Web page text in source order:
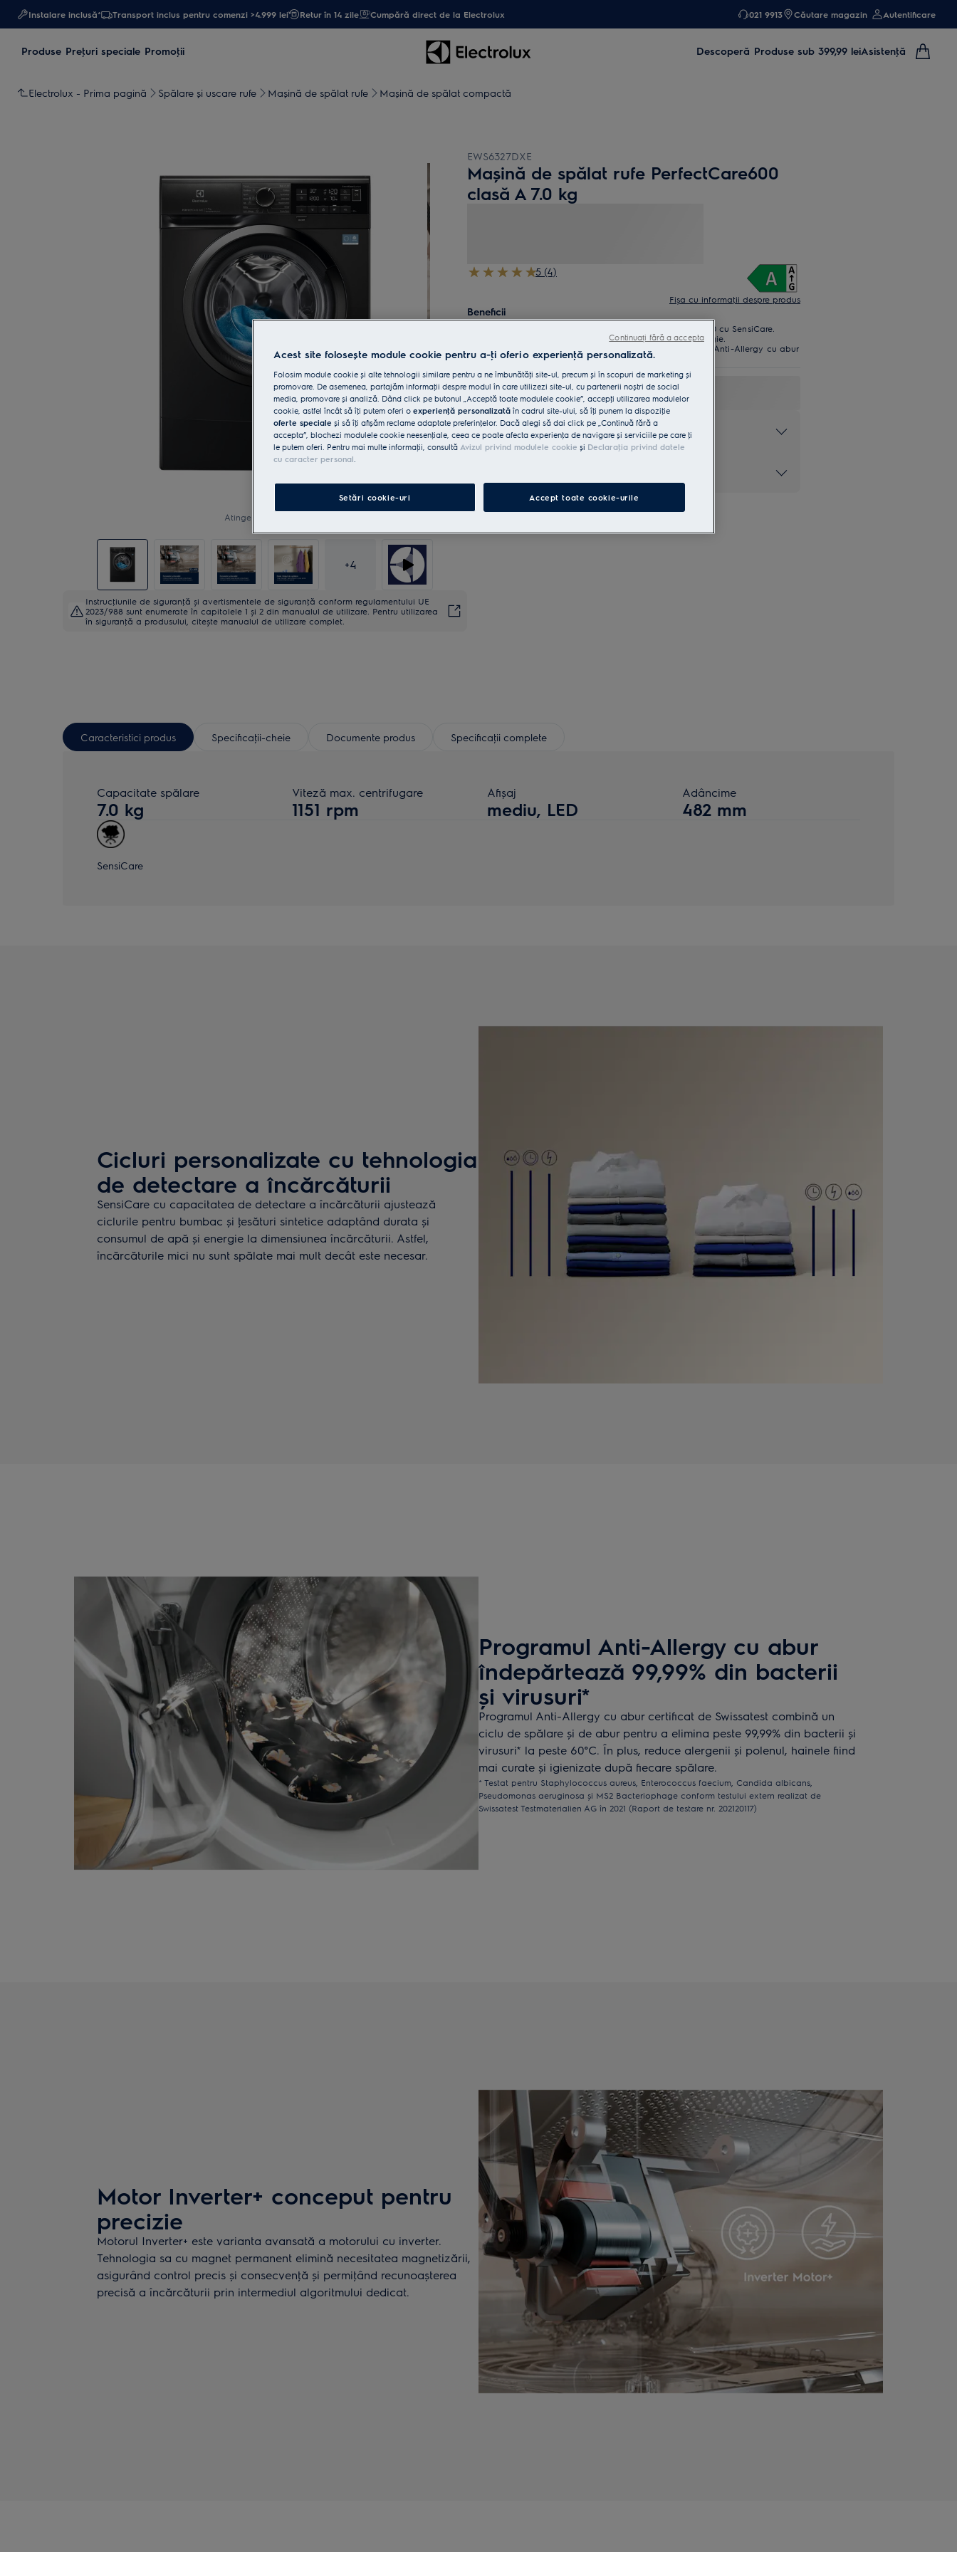
Instalare inclusă* Transport inclus pentru comenzi >4.999 lei Retur în 14 zile Cumpără direct de la Electrolux 021 9913 Căutare magazin Autentificare
Produse Preţuri speciale Promoţii Descoperă Produse sub 399,99 leiAsistenţă
Electrolux - Prima pagină Spălare și uscare rufe Maşină de spălat rufe Mașină de spălat compactă
Atinge pentru zoom
+4
Instrucţiunile de siguranţă și avertismentele de siguranţă conform regulamentului UE
2023/988 sunt enumerate în capitolele 1 și 2 din manualul de utilizare. Pentru utilizarea
în siguranţă a produsului, citește manualul de utilizare complet.
EWS6327DXE
Mașină de spălat rufe PerfectCare600
clasă A 7.0 kg
5 (4)
Fișa cu informaţii despre produs
Beneficii
Economisește spaţiu fără compromisuri cu PerfectCare 600 cu SensiCare.
SensiCare optimizează durata și consumul de apă și energie.
Îndepărtează 99,99% din bacterii și virusuri* cu programul Anti-Allergy cu abur
5 ani garanţie, confort asigurat
Caracteristici produs Specificaţii-cheie Documente produs Specificaţii complete
Capacitate spălare
7.0 kg
Viteză max. centrifugare
1151 rpm
Afișaj
mediu, LED
Adâncime
482 mm
SensiCare
Cicluri personalizate cu tehnologia
de detectare a încărcăturii
SensiCare cu capacitatea de detectare a încărcăturii ajustează
ciclurile pentru bumbac și ţesături sintetice adaptând durata și
consumul de apă și energie la dimensiunea încărcăturii. Astfel,
încărcăturile mici nu sunt spălate mai mult decât este necesar.
Programul Anti-Allergy cu abur
îndepărtează 99,99% din bacterii
și virusuri*
Programul Anti-Allergy cu abur certificat de Swissatest combină un
ciclu de spălare și de abur pentru a elimina peste 99,99% din bacterii și
virusuri* la peste 60°C. În plus, reduce alergenii și polenul, hainele fiind
mai curate și igienizate după fiecare spălare.
* Testat pentru Staphylococcus aureus, Enterococcus faecium, Candida albicans,
Pseudomonas aeruginosa și MS2 Bacteriophage conform testului extern realizat de
Swissatest Testmaterialien AG în 2021 (Raport de testare nr. 202120117)
Motor Inverter+ conceput pentru
precizie
Motorul Inverter+ este varianta avansată a motorului cu inverter.
Tehnologia sa cu magnet permanent elimină necesitatea magnetizării,
asigurând control precis și consecvenţă și permiţând recunoașterea
precisă a încărcăturii prin intermediul algoritmului dedicat.
Acest site folosește module cookie pentru a-ţi oferi o experienţă personalizată.
Folosim module cookie și alte tehnologii similare pentru a ne îmbunătăţi site-ul, precum și în scopuri de marketing și
promovare. De asemenea, partajăm informaţii despre modul în care utilizezi site-ul, cu partenerii noștri de social
media, promovare și analiză. Dând click pe butonul „Acceptă toate modulele cookie”, accepţi utilizarea modulelor
cookie, astfel încât să îţi putem oferi o experienţă personalizată în cadrul site-ului, să îţi punem la dispoziţie
oferte speciale și să îţi afișăm reclame adaptate preferinţelor. Dacă alegi să dai click pe „Continuă fără a
accepta”, blochezi modulele cookie neesenţiale, ceea ce poate afecta experienţa de navigare și serviciile pe care ţi
le putem oferi. Pentru mai multe informaţii, consultă Avizul privind modulele cookie și Declaraţia privind datele
cu caracter personal.
Setări cookie-uri Accept toate cookie-urile
Continuați fără a accepta